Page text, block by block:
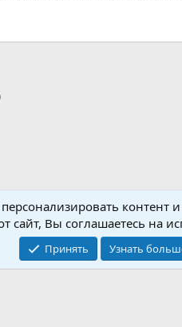
почта
Ссылка
Обратная
контент
сайт, Вы соглашаетесь на
Принять Узнать